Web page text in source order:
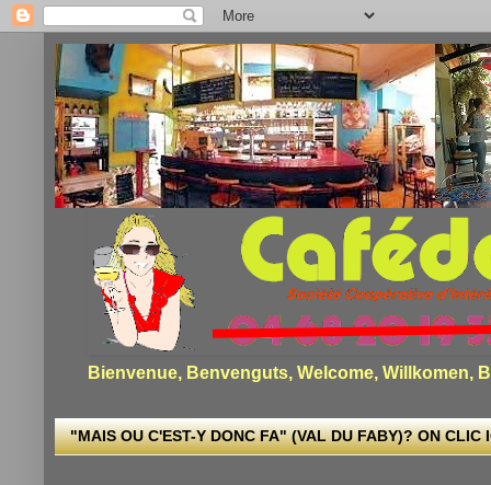
Bienvenue, Benvenguts, Welcome, Willkomen,
"MAIS OU C'EST-Y DONC FA" (VAL DU FABY)? ON CLIC